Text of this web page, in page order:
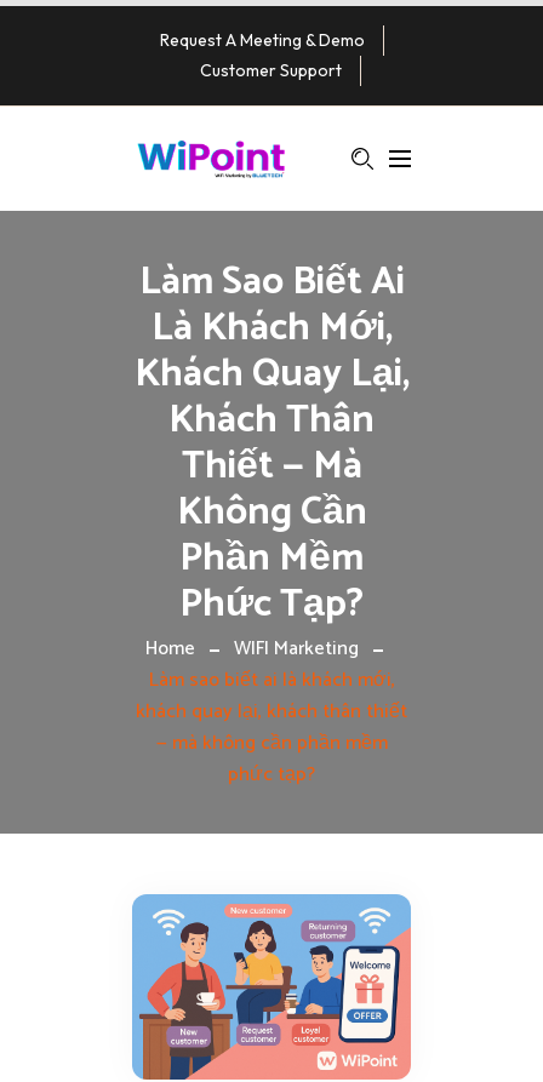
Request A Meeting & Demo
Customer Support
Làm Sao Biết Ai
Là Khách Mới,
Khách Quay Lại,
Khách Thân
Thiết — Mà
Không Cần
Phần Mềm
Phức Tạp?
Home
WIFI Marketing
Làm sao biết ai là khách mới,
khách quay lại, khách thân thiết
— mà không cần phần mềm
phức tạp?